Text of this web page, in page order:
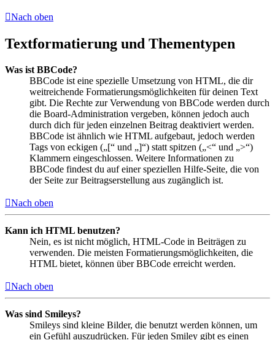
Nach oben
Textformatierung und Thementypen
Was ist BBCode?
BBCode ist eine spezielle Umsetzung von HTML, die dir
weitreichende Formatierungsmöglichkeiten für deinen Text
gibt. Die Rechte zur Verwendung von BBCode werden durch
die Board-Administration vergeben, können jedoch auch
durch dich für jeden einzelnen Beitrag deaktiviert werden.
BBCode ist ähnlich wie HTML aufgebaut, jedoch werden
Tags von eckigen („[“ und „]“) statt spitzen („<“ und „>“)
Klammern eingeschlossen. Weitere Informationen zu
BBCode findest du auf einer speziellen Hilfe-Seite, die von
der Seite zur Beitragserstellung aus zugänglich ist.
Nach oben
Kann ich HTML benutzen?
Nein, es ist nicht möglich, HTML-Code in Beiträgen zu
verwenden. Die meisten Formatierungsmöglichkeiten, die
HTML bietet, können über BBCode erreicht werden.
Nach oben
Was sind Smileys?
Smileys sind kleine Bilder, die benutzt werden können, um
ein Gefühl auszudrücken. Für jeden Smiley gibt es einen